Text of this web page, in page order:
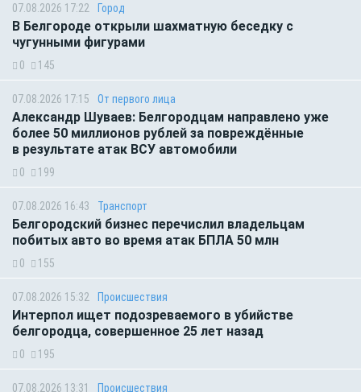
07.08.2026 17:22 Город
В Белгороде открыли шахматную беседку с
чугунными фигурами
0 145
07.08.2026 17:15 От первого лица
Александр Шуваев: Белгородцам направлено уже
более 50 миллионов рублей за повреждённые
в результате атак ВСУ автомобили
0 199
07.08.2026 16:43 Транспорт
Белгородский бизнес перечислил владельцам
побитых авто во время атак БПЛА 50 млн
0 155
07.08.2026 15:32 Происшествия
Интерпол ищет подозреваемого в убийстве
белгородца, совершенное 25 лет назад
0 195
07.08.2026 13:31 Происшествия